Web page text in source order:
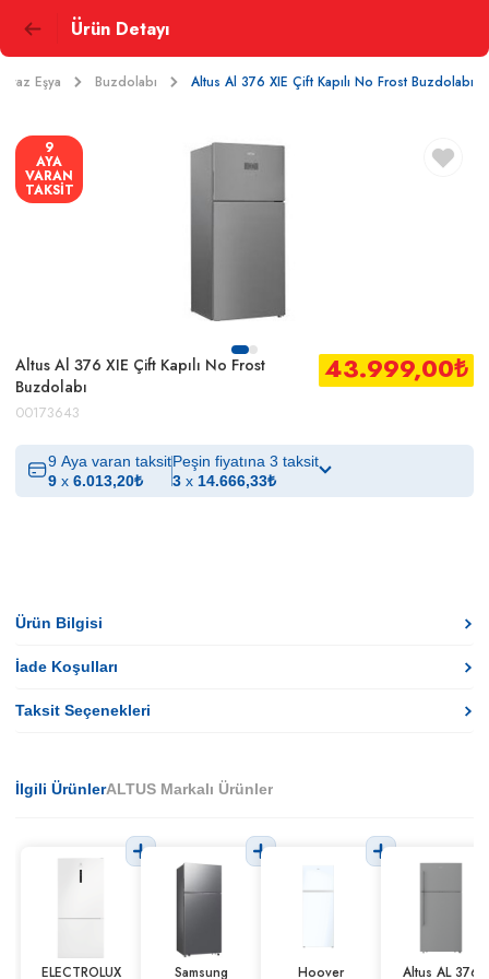
Ürün Detayı
Eşya Buzdolabı Altus Al 376 XIE Çift Kapılı No Frost Buzdolabı
9
AYA
VARAN
TAKSİT
Altus Al 376 XIE Çift Kapılı No Frost
Buzdolabı
00173643
43.999,00₺
9 Aya varan taksit
9 x 6.013,20₺
Peşin fiyatına 3 taksit
3 x 14.666,33₺
Ürün Bilgisi
İade Koşulları
Taksit Seçenekleri
İlgili ÜrünlerALTUS Markalı Ürünler
ELECTROLUX Samsung Hoover Altus AL 376